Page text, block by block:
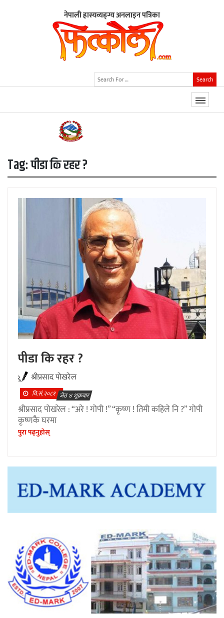
नेपाली हास्यव्यङ्ग्य अनलाइन पत्रिका
Search
Tag:पीडा कि रहर ?
पीडा कि रहर ?
श्रीप्रसाद पाेखरेल
वि.सं.२०८१ जेठ ४ शुक्रवार
श्रीप्रसाद पोखरेल : “अरे ! गोपी !” “कृष्ण ! तिमी कहिले नि ?” गोपी
कृष्णकै घरमा
पुरा पढ्नुहाेस्